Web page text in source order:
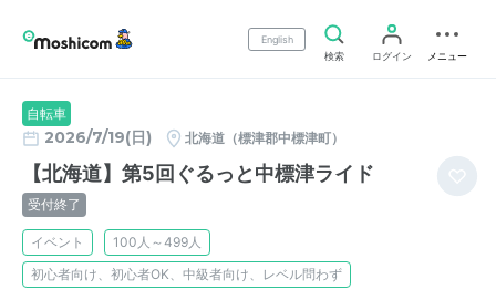
English
検索
ログイン メニュー
自転車
2026/7/19(日) 北海道（標津郡中標津町）
【北海道】第5回ぐるっと中標津ライド
受付終了
イベント
100人～499人
初心者向け、初心者OK、中級者向け、レベル問わず